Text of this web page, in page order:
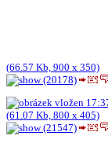
(66.57 Kb, 900 x 350)
(20178)
(61.07 Kb, 800 x 405)
(21547)